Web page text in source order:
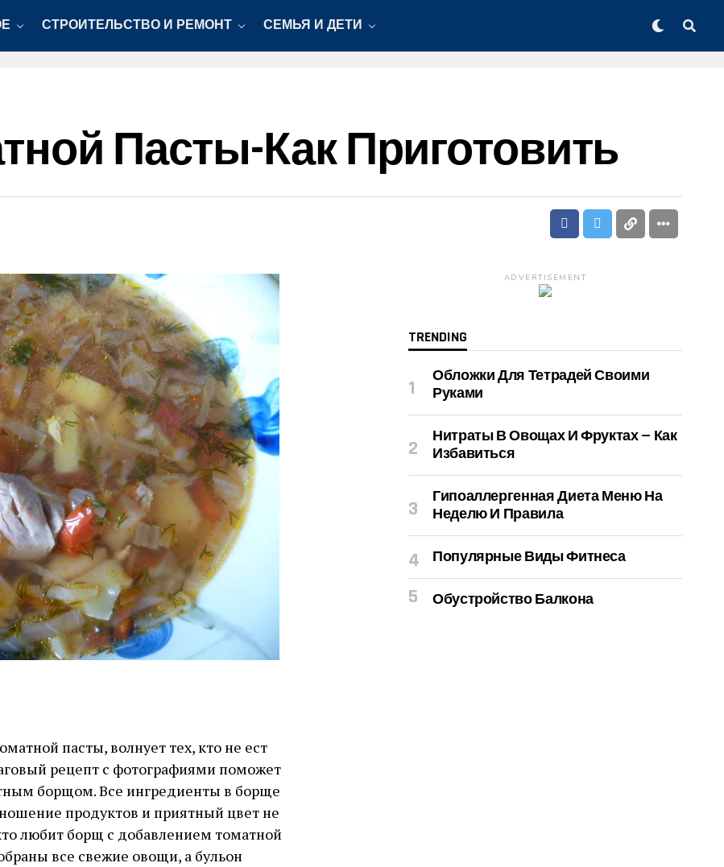
СТРОИТЕЛЬСТВО И РЕМОНТ СЕМЬЯ И ДЕТИ
Пасты-Как Приготовить
пасты, волнует тех, кто не ест
рецепт с фотографиями поможет
борщом. Все ингредиенты в борще
продуктов и приятный цвет не
любит борщ с добавлением томатной
все свежие овощи, а бульон
ADVERTISEMENT
TRENDING
Обложки Для Тетрадей Своими
Руками
Нитраты В Овощах И Фруктах — Как
Избавиться
Гипоаллергенная Диета Меню На
Неделю И Правила
Популярные Виды Фитнеса
Обустройство Балкона